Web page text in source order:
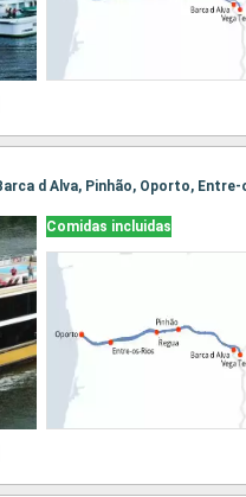
Comidas incluidas